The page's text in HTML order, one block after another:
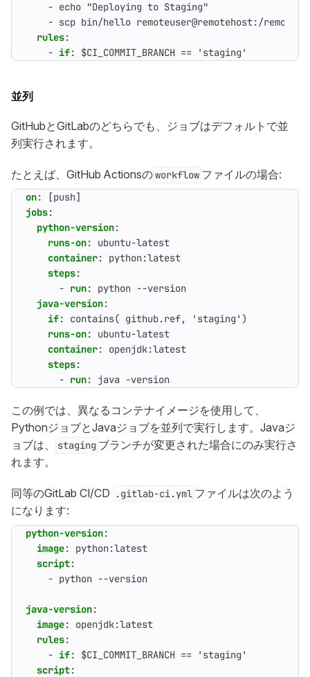
- echo "Deploying to Staging"
- scp bin/hello remoteuser@remotehost:/remote/
rules:
- if: $CI_COMMIT_BRANCH == 'staging'
並列
GitHubとGitLabのどちらでも、ジョブはデフォルトで並
列実行されます。
たとえば、GitHub Actionsのworkflow ファイルの場合:
on: [push]
jobs:
python-version:
runs-on:
ubuntu-latest
container:
python:latest
steps:
- run:
python --version
java-version:
if:
contains( github.ref, 'staging')
runs-on:
ubuntu-latest
container:
openjdk:latest
steps:
- run: java -version
この例では、異なるコンテナイメージを使用して、
PythonジョブとJavaジョブを並列で実行します。Javaジ
ョブは、
staging ブランチが変更された場合にのみ実行さ
れます。
同等のGitLab CI/CD .gitlab-ci.yml ファイルは次のよう
になります:
python-version:
image:
python:latest
script:
- python --version
java-version:
image:
openjdk:latest
rules:
- if:
$CI_COMMIT_BRANCH == 'staging'
script: